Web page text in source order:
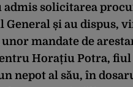
admis solicitarea
General și au dispus,
mandate de
Horațiu Potra,
nepot al său, în